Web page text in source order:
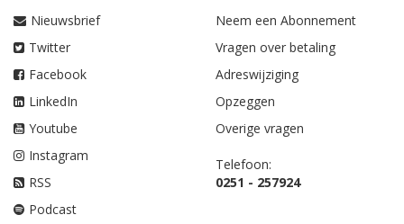
Nieuwsbrief
Twitter
Facebook
LinkedIn
Youtube
Instagram
RSS
Podcast
Neem een Abonnement
Vragen over betaling
Adreswijziging
Opzeggen
Overige vragen
Telefoon:
0251 - 257924